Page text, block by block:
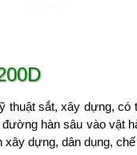
thuật sắt, xây dựng,
hàn sâu vào
dựng, dân dụng,